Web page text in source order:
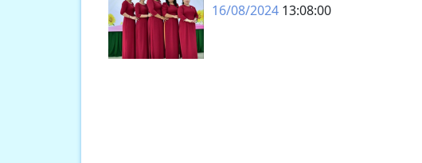
16/08/2024 13:08:00